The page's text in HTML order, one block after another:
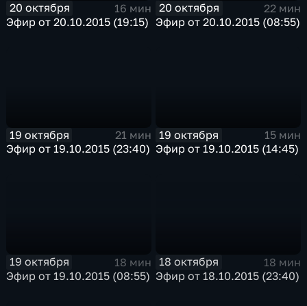
20 октября
16 мин
Эфир от 20.10.2015 (19:15)
20 октября
22 мин
Эфир от 20.10.2015 (08:55)
19 октября
21 мин
Эфир от 19.10.2015 (23:40)
19 октября
15 мин
Эфир от 19.10.2015 (14:45)
19 октября
18 мин
Эфир от 19.10.2015 (08:55)
18 октября
18 мин
Эфир от 18.10.2015 (23:40)